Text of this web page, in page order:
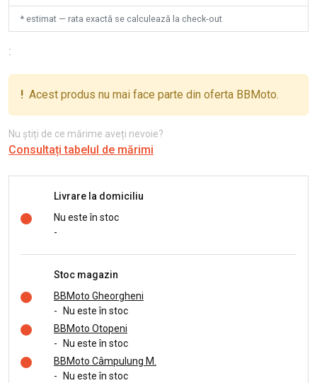
* estimat — rata exactă se calculează la check-out
:
! Acest produs nu mai face parte din oferta BBMoto.
Nu știți de ce mărime aveți nevoie?
Consultați tabelul de mărimi
Livrare la domiciliu
Nu este în stoc
-
Stoc magazin
BBMoto Gheorgheni
-
Nu este în stoc
BBMoto Otopeni
-
Nu este în stoc
BBMoto Câmpulung M.
-
Nu este în stoc